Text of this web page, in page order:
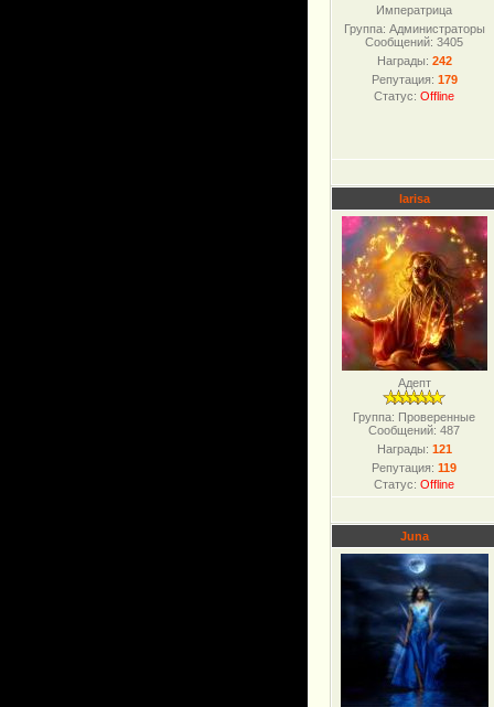
Императрица
Группа: Администраторы
Сообщений:3405
Награды: 242
Репутация: 179
Статус:Offline
larisa
Адепт
Группа: Проверенные
Сообщений:487
Награды: 121
Репутация:119
Статус:Offline
Juna